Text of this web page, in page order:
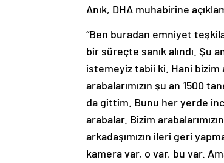
Anık, DHA muhabirine
“Ben buradan emniyet
bir süreçte sanık alındı. Şu
istemeyiz tabii ki. Hani bizim
arabalarımızın şu an 1500
da gittim. Bunu her yerde
arabalar. Bizim
arkadaşımızın ileri geri
kamera var, o var, bu var.